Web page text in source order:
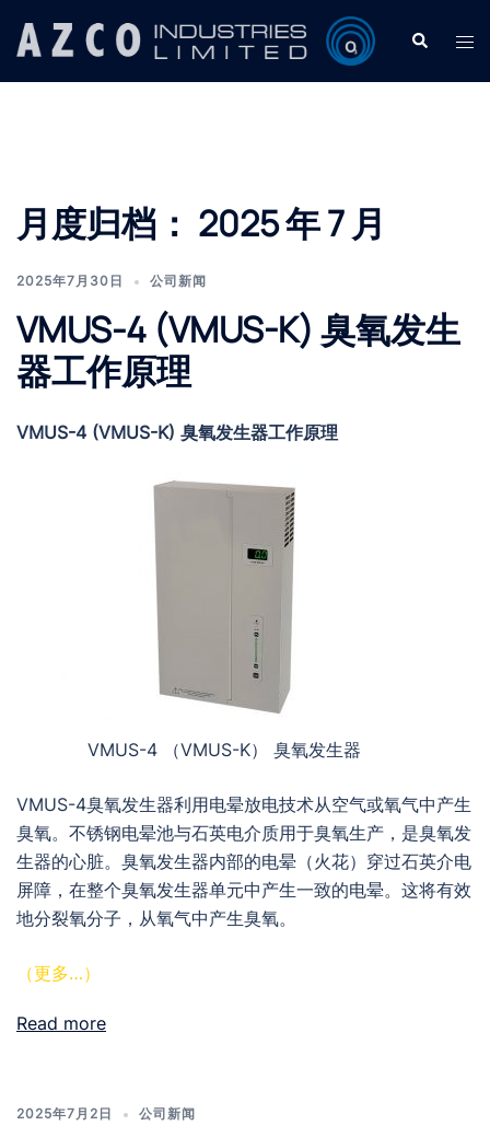
Search
月度归档： 2025 年 7 月
2025年7月30日 公司新闻
VMUS-4 (VMUS-K) 臭氧发生
器工作原理
VMUS-4 (VMUS-K) 臭氧发生器工作原理
VMUS-4 （VMUS-K） 臭氧发生器
VMUS-4臭氧发生器利用电晕放电技术从空气或氧气中产生
臭氧。不锈钢电晕池与石英电介质用于臭氧生产，是臭氧发
生器的心脏。臭氧发生器内部的电晕（火花）穿过石英介电
屏障，在整个臭氧发生器单元中产生一致的电晕。这将有效
地分裂氧分子，从氧气中产生臭氧。
（更多…）
Read more
2025年7月2日 公司新闻